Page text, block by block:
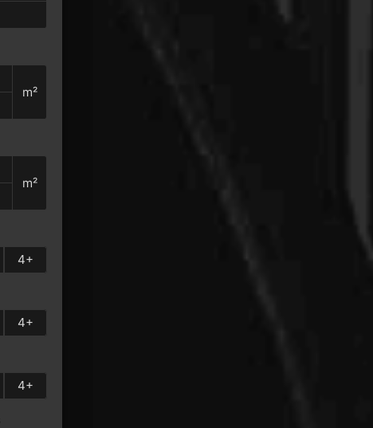
m²
m²
4+
4+
4+